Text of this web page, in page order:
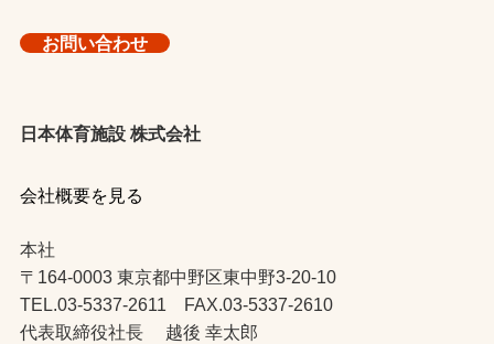
お問い合わせ
日本体育施設 株式会社
会社概要を見る
本社
〒164-0003 東京都中野区東中野3-20-10
TEL.03-5337-2611 FAX.03-5337-2610
代表取締役社長 越後 幸太郎